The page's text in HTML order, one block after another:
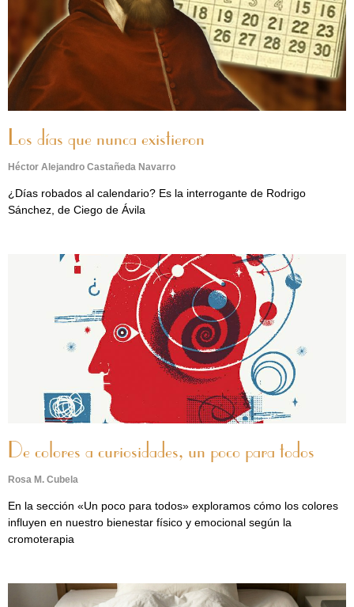
Los días que nunca existieron
Héctor Alejandro Castañeda Navarro
¿Días robados al calendario? Es la interrogante de Rodrigo
Sánchez, de Ciego de Ávila
De colores a curiosidades, un poco para todos
Rosa M. Cubela
En la sección «Un poco para todos» exploramos cómo los colores
influyen en nuestro bienestar físico y emocional según la
cromoterapia